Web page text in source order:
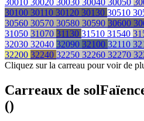
30100 30110 30120 30130 30510
30560 30570 30580 30590 30600
31050 31070 31130 31510 31540
32030 32040 32090 32100 32110
32200 32240 32250 32260 32270
Cliquez sur la carreau pour voir de
Carreaux de sol
()